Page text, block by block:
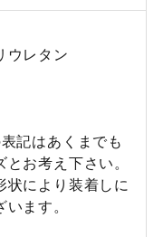
ウレタン
記はあくまでも
お考え下さい。
状により装着しに
ます。